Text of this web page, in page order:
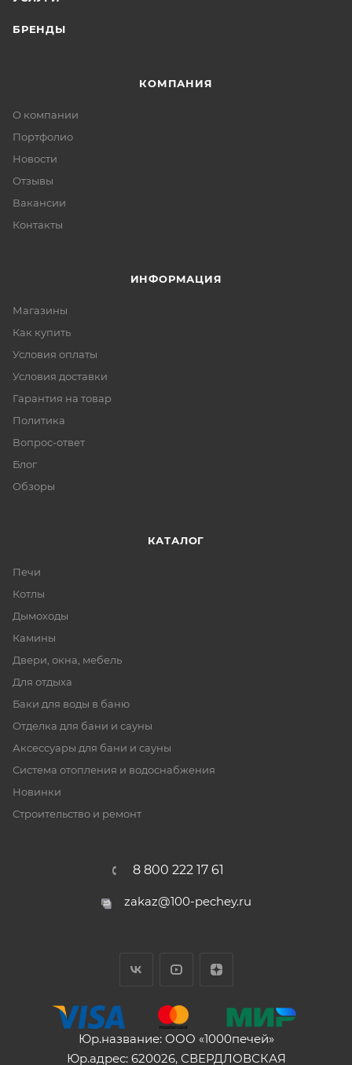
БРЕНДЫ
КОМПАНИЯ
О компании
Портфолио
Новости
Отзывы
Вакансии
Контакты
ИНФОРМАЦИЯ
Магазины
Как купить
Условия оплаты
Условия доставки
Гарантия на товар
Политика
Вопрос-ответ
Блог
Обзоры
КАТАЛОГ
Печи
Котлы
Дымоходы
Камины
Двери, окна, мебель
Для отдыха
Баки для воды в баню
Отделка для бани и сауны
Аксессуары для бани и сауны
Система отопления и водоснабжения
Новинки
Строительство и ремонт
8 800 222 17 61
zakaz@100-pechey.ru
Юр.название: ООО «1000печей»
Юр.адрес: 620026, СВЕРДЛОВСКАЯ